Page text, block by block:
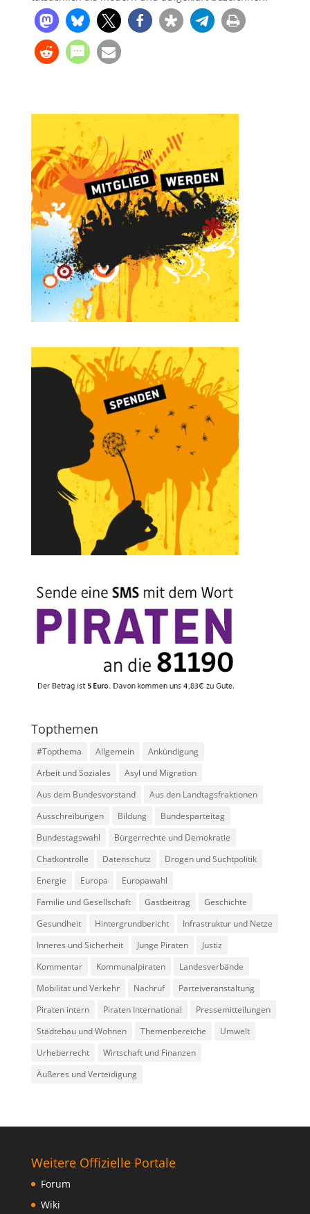
Topthemen
#Topthema Allgemein
Ankündigung
Arbeit und Soziales
Asyl und Migration
Aus dem Bundesvorstand
Aus den Landtagsfraktionen
Ausschreibungen
Bildung
Bundesparteitag
Bundestagswahl
Bürgerrechte und Demokratie
Chatkontrolle
Datenschutz
Drogen und Suchtpolitik
Energie
Europa
Europawahl
Familie und Gesellschaft
Gastbeitrag
Geschichte
Gesundheit
Hintergrundbericht
Infrastruktur und Netze
Inneres und Sicherheit
Junge Piraten
Justiz
Kommentar
Kommunalpiraten
Landesverbände
Mobilität und Verkehr
Nachruf
Parteiveranstaltung
Piraten intern
Piraten International
Pressemitteilungen
Städtebau und Wohnen
Themenbereiche
Umwelt
Urheberrecht
Wirtschaft und Finanzen
Äußeres und Verteidigung
Weitere Offizielle Portale
Forum
Wiki